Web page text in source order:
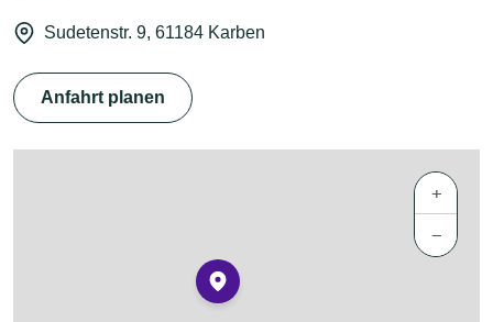
Sudetenstr. 9, 61184 Karben
Anfahrt planen
+
−